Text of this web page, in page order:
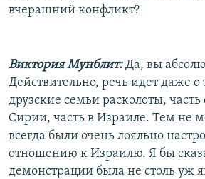
вчерашний конфликт?
Виктория Мунблит:Да, вы
Действительно, речь идет даже
друзские семьи расколоты, часть
Сирии, часть в Израиле. Тем не
всегда были очень лояльно
отношению к Израилю. Я бы
демонстрации была не столь уж